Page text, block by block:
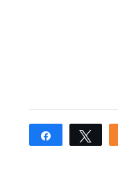
Share